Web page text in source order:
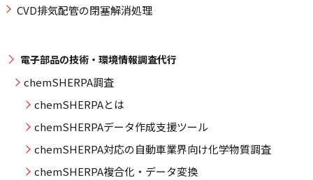
CVD排気配管の閉塞解消処理
電子部品の技術・環境情報調査代行
chemSHERPA調査
chemSHERPAとは
chemSHERPAデータ作成支援ツール
chemSHERPA対応の自動車業界向け化学物質調査
chemSHERPA複合化・データ変換